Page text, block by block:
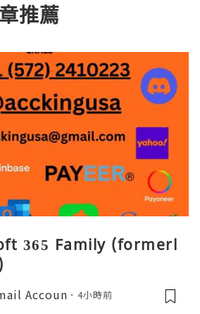
推薦
365 Family (formerl
Accoun 4小時前